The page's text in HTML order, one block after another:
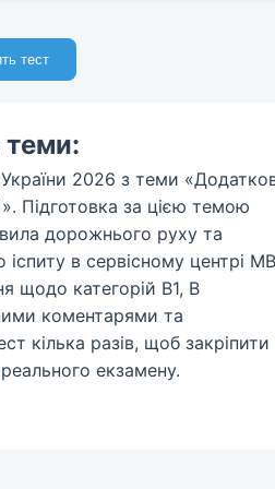
тест
теми:
2026 з теми
Підготовка за цією темою
дорожнього руху та
іспиту в сервісному центрі
щодо категорій B1, B
коментарями та
кілька разів, щоб закріпити
екзамену.